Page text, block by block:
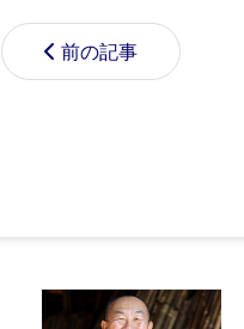
前の記事